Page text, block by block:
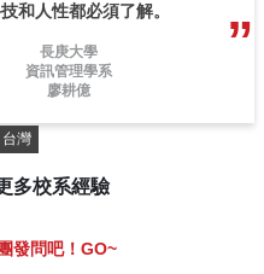
技和人性都必須了解。
長庚大學
資訊管理學系
廖耕億
台灣
多校系經驗
發問吧！GO~